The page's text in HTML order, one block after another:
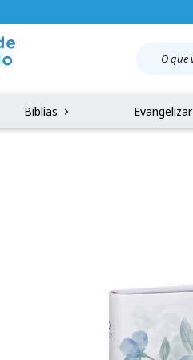
Bíblias